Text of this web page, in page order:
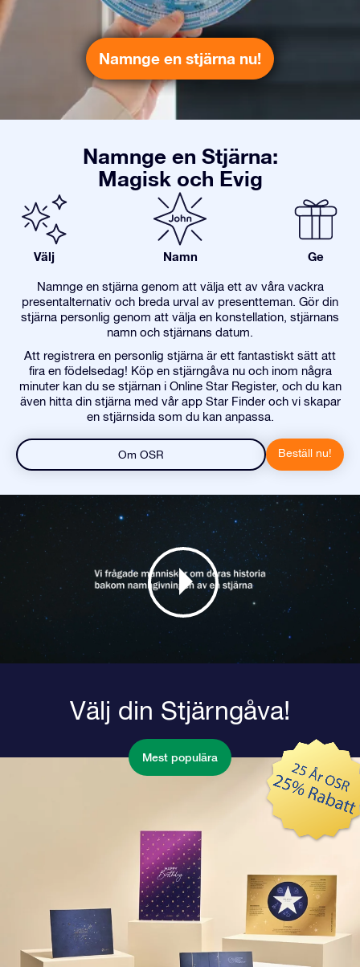
Namnge en stjärna nu!
Namnge en Stjärna:
Magisk och Evig
Välj Namn Ge
Namnge en stjärna genom att välja ett av våra vackra
presentalternativ och breda urval av presentteman. Gör din
stjärna personlig genom att välja en konstellation, stjärnans
namn och stjärnans datum.
Att registrera en personlig stjärna är ett fantastiskt sätt att
fira en födelsedag! Köp en stjärngåva nu och inom några
minuter kan du se stjärnan i Online Star Register, och du kan
även hitta din stjärna med vår app Star Finder och vi skapar
en stjärnsida som du kan anpassa.
Om OSR Beställ nu!
Välj din Stjärngåva!
Mest populära